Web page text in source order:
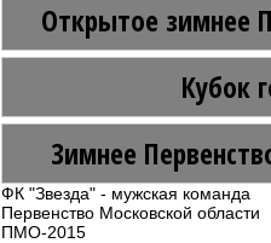
Открытое зимнее
Кубок
Зимнее
ФК "Звезда" - мужская команда
Первенство Московской области
ПМО-2015